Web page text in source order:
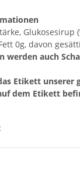
Glukosesirup
0g, davon
werden auch
Etikett
dem Etikett